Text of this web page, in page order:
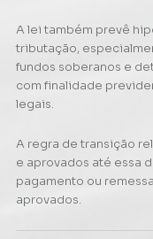
A lei também prevê
tributação,
fundos soberanos e
com finalidade
legais.
A regra de transição
e aprovados até essa
pagamento ou
aprovados.